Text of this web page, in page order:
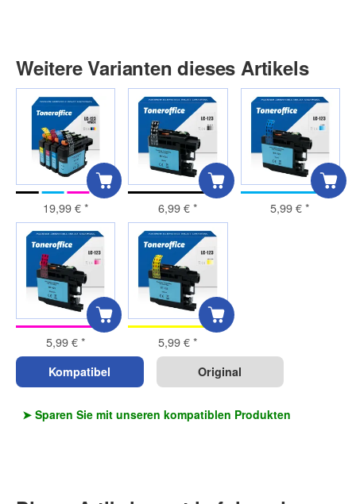
Weitere Varianten dieses Artikels
19,99 €* 6,99 €* 5,99 €*
5,99 €* 5,99 €*
Kompatibel Original
➤ Sparen Sie mit unseren kompatiblen Produkten